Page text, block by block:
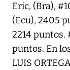
Eric, (Bra),
(Ecu), 2405
2214 puntos.
puntos. En
LUIS